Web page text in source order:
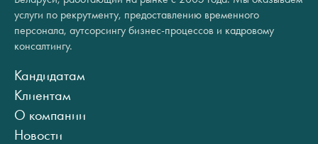
услуги по рекрутменту, предоставлению временного
персонала, аутсорсингу бизнес-процессов и кадровому
консалтингу.
Кандидатам
Клиентам
О компании
Новости